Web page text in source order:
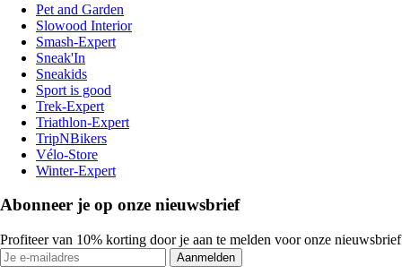
Pet and Garden
Slowood Interior
Smash-Expert
Sneak'In
Sneakids
Sport is good
Trek-Expert
Triathlon-Expert
TripNBikers
Vélo-Store
Winter-Expert
Abonneer je op onze nieuwsbrief
Profiteer van 10% korting door je aan te melden voor onze nieuwsbrief
Aanmelden